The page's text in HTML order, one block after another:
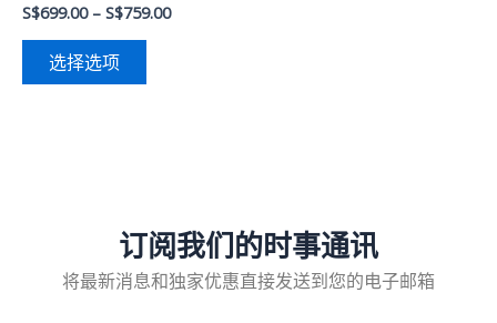
评
分
0
&sol;
S$699.00– S$759.00
选择选项
订阅我们的时事通讯
将最新消息和独家优惠直接发送到您的电子邮箱